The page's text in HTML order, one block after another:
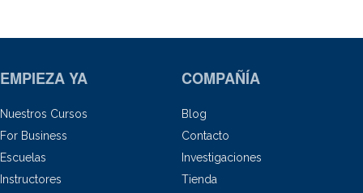
EMPIEZA YA
Nuestros Cursos
For Business
Escuelas
Instructores
COMPAÑÍA
Blog
Contacto
Investigaciones
Tienda